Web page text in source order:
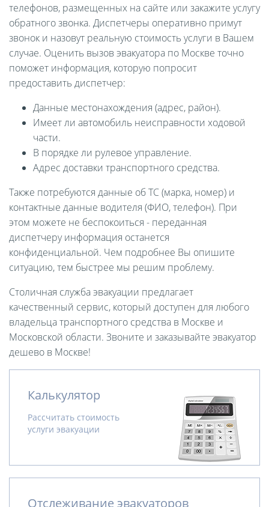
телефонов, размещенных на сайте или закажите услугу
обратного звонка. Диспетчеры оперативно примут
звонок и назовут реальную стоимость услуги в Вашем
случае. Оценить вызов эвакуатора по Москве точно
поможет информация, которую попросит
предоставить диспетчер:
Данные местонахождения (адрес, район).
Имеет ли автомобиль неисправности ходовой
части.
В порядке ли рулевое управление.
Адрес доставки транспортного средства.
Также потребуются данные об ТС (марка, номер) и
контактные данные водителя (ФИО, телефон). При
этом можете не беспокоиться - переданная
диспетчеру информация останется
конфиденциальной. Чем подробнее Вы опишите
ситуацию, тем быстрее мы решим проблему.
Столичная служба эвакуации предлагает
качественный сервис, который доступен для любого
владельца транспортного средства в Москве и
Московской области. Звоните и заказывайте эвакуатор
дешево в Москве!
Калькулятор
Рассчитать стоимость
услуги эвакуации
Отслеживание эвакуаторов